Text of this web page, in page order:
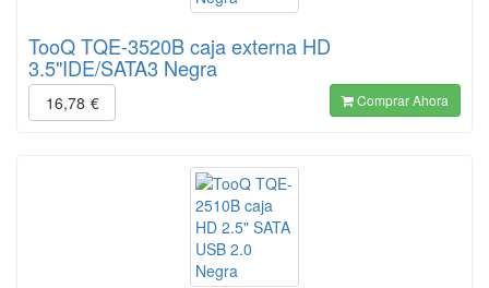
TooQ TQE-3520B caja externa HD
3.5"IDE/SATA3 Negra
16,78 € Comprar Ahora